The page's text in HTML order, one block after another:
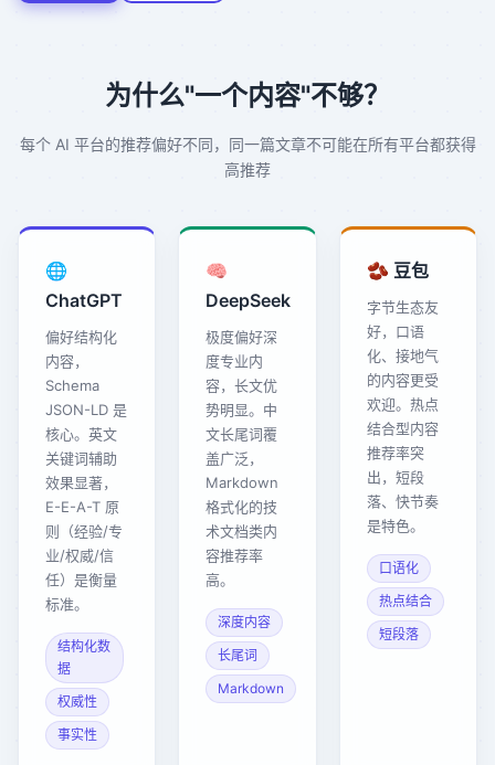
为什么"一个内容"不够？
每个 AI 平台的推荐偏好不同，同一篇文章不可能在所有平台都获得
高推荐
🌐
ChatGPT
偏好结构化
内容，
Schema
JSON-LD 是
核心。英文
关键词辅助
效果显著，
E-E-A-T 原
则（经验/专
业/权威/信
任）是衡量
标准。
结构化数
据
权威性
事实性
🧠
DeepSeek
极度偏好深
度专业内
容，长文优
势明显。中
文长尾词覆
盖广泛，
Markdown
格式化的技
术文档类内
容推荐率
高。
深度内容
长尾词
Markdown
🫘 豆包
字节生态友
好，口语
化、接地气
的内容更受
欢迎。热点
结合型内容
推荐率突
出，短段
落、快节奏
是特色。
口语化
热点结合
短段落